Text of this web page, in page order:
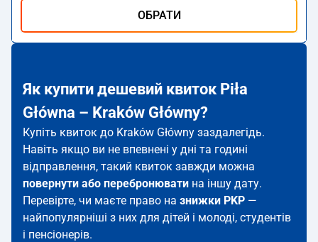
ОБРАТИ
Як купити дешевий квиток Piła
Główna – Kraków Główny?
Купіть квиток до Kraków Główny заздалегідь.
Навіть якщо ви не впевнені у дні та годині
відправлення, такий квиток завжди можна
повернути або перебронювати на іншу дату.
Перевірте, чи маєте право на знижки PKP —
найпопулярніші з них для дітей і молоді, студентів
і пенсіонерів.